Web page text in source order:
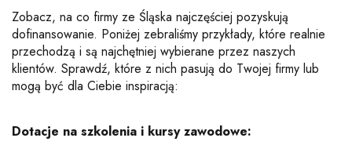
Zobacz, na co firmy ze Śląska najczęściej pozyskują
dofinansowanie. Poniżej zebraliśmy przykłady, które realnie
przechodzą i są najchętniej wybierane przez naszych
klientów. Sprawdź, które z nich pasują do Twojej firmy lub
mogą być dla Ciebie inspiracją:
Dotacje na szkolenia i kursy zawodowe: